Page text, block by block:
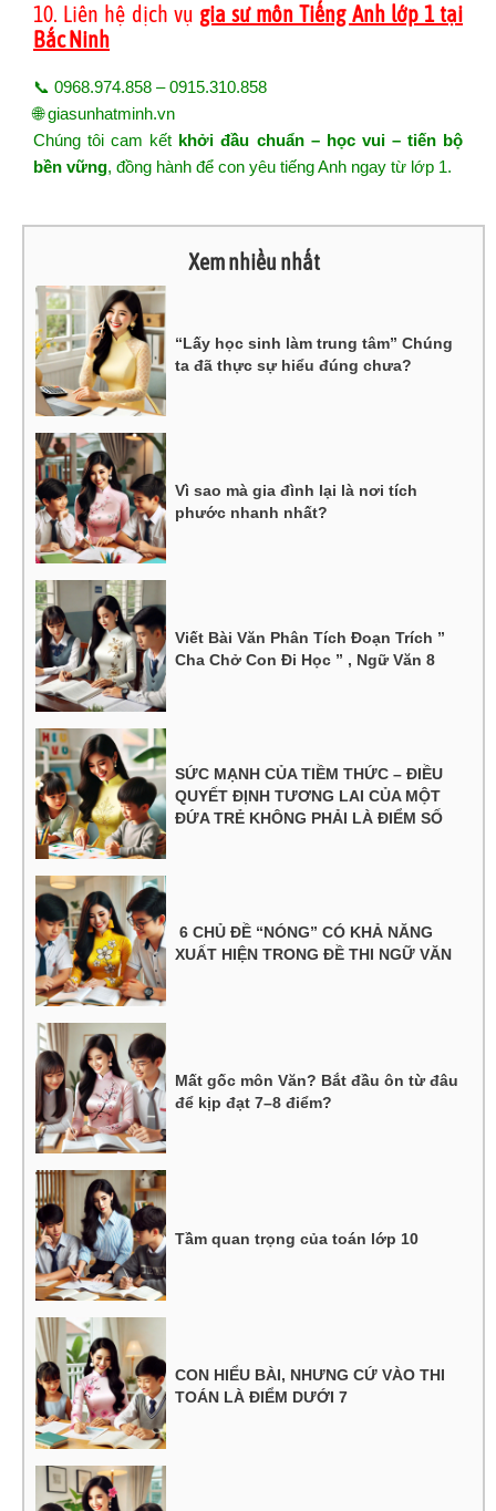
10. Liên hệ dịch vụ gia sư môn Tiếng Anh lớp 1 tại
Bắc Ninh
📞 0968.974.858 – 0915.310.858
🌐giasunhatminh.vn
Chúng tôi cam kết khởi đầu chuẩn – học vui – tiến bộ
bền vững, đồng hành để con yêu tiếng Anh ngay từ lớp 1.
Xem nhiều nhất
“Lấy học sinh làm trung tâm” Chúng
ta đã thực sự hiểu đúng chưa?
Vì sao mà gia đình lại là nơi tích
phước nhanh nhất?
Viết Bài Văn Phân Tích Đoạn Trích ”
Cha Chở Con Đi Học ” , Ngữ Văn 8
SỨC MẠNH CỦA TIỀM THỨC – ĐIỀU
QUYẾT ĐỊNH TƯƠNG LAI CỦA MỘT
ĐỨA TRẺ KHÔNG PHẢI LÀ ĐIỂM SỐ
6 CHỦ ĐỀ “NÓNG” CÓ KHẢ NĂNG
XUẤT HIỆN TRONG ĐỀ THI NGỮ VĂN
Mất gốc môn Văn? Bắt đầu ôn từ đâu
để kịp đạt 7–8 điểm?
Tầm quan trọng của toán lớp 10
CON HIỂU BÀI, NHƯNG CỨ VÀO THI
TOÁN LÀ ĐIỂM DƯỚI 7